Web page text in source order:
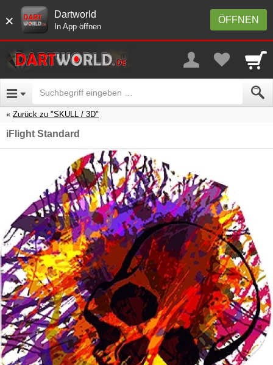
× ÖFFNEN
Dartworld
In App öffnen
Zurück zu "SKULL / 3D"
iFlight Standard